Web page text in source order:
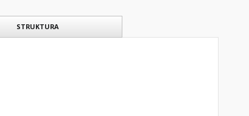
STRUKTURA